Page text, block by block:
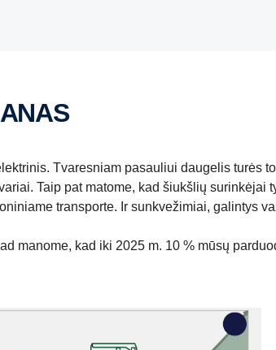
Tvaresniam pasauliui daugelis turės
Taip pat matome, kad šiukšlių surinkėjai
transporte. Ir sunkvežimiai, galintys
manome, kad iki 2025 m. 10 % mūsų